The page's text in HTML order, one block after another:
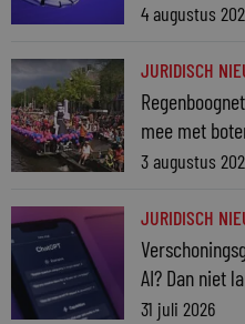
4 augustus
JURIDISCH
mee met
3 augustus
JURIDISCH
AI? Dan niet
31 juli 2026